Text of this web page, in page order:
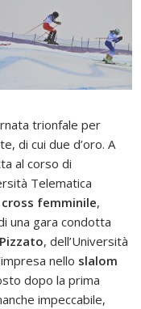
trionfale per
di cui due d’oro. A
al corso di
Telematica
femminile,
una gara condotta
, dell’Università
nello slalom
dopo la prima
impeccabile,